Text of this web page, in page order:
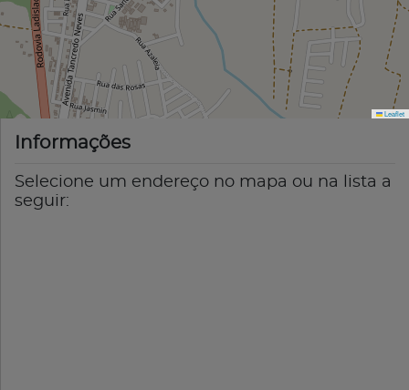
Leaflet
Informações
Selecione um endereço no mapa ou na lista a
seguir: